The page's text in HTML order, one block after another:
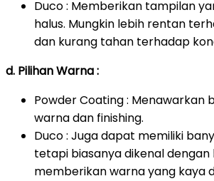
Duco : Memberikan tampilan
halus. Mungkin lebih rentan
dan kurang tahan terhadap
d. Pilihan Warna :
Powder Coating : Menawarkan
warna dan finishing.
Duco : Juga dapat memiliki
tetapi biasanya dikenal
memberikan warna yang kaya